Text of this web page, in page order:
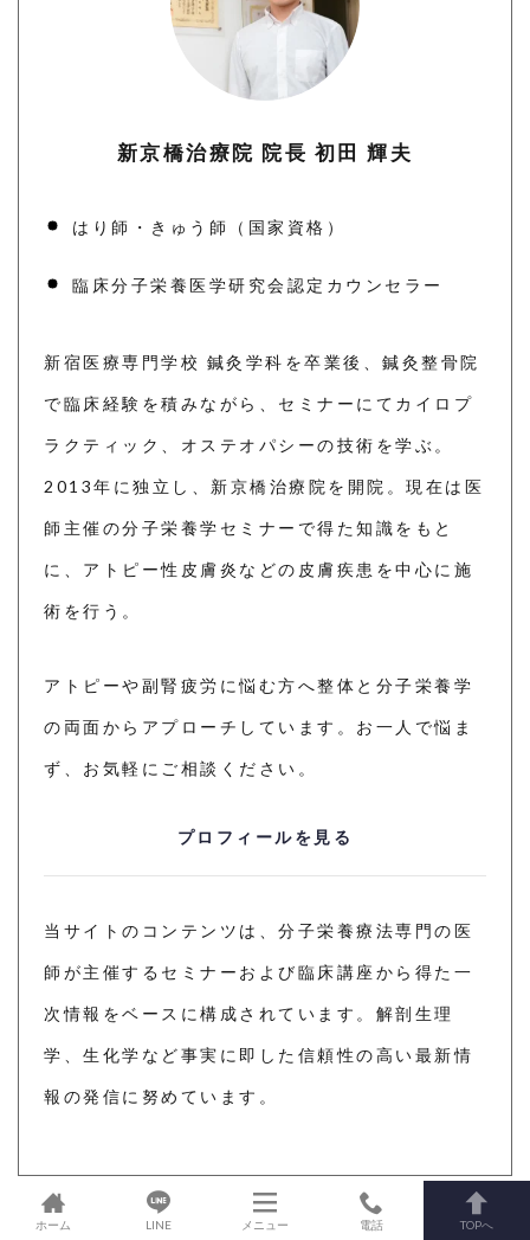
新京橋治療院 院長 初田 輝夫
はり師・きゅう師（国家資格）
臨床分子栄養医学研究会認定カウンセラー
新宿医療専門学校 鍼灸学科を卒業後、鍼灸整骨院
で臨床経験を積みながら、セミナーにてカイロプ
ラクティック、オステオパシーの技術を学ぶ。
2013年に独立し、新京橋治療院を開院。現在は医
師主催の分子栄養学セミナーで得た知識をもと
に、アトピー性皮膚炎などの皮膚疾患を中心に施
術を行う。
アトピーや副腎疲労に悩む方へ整体と分子栄養学
の両面からアプローチしています。お一人で悩ま
ず、お気軽にご相談ください。
プロフィールを見る
当サイトのコンテンツは、分子栄養療法専門の医
師が主催するセミナーおよび臨床講座から得た一
次情報をベースに構成されています。解剖生理
学、生化学など事実に即した信頼性の高い最新情
報の発信に努めています。
ホーム LINE メニュー 電話 TOPへ